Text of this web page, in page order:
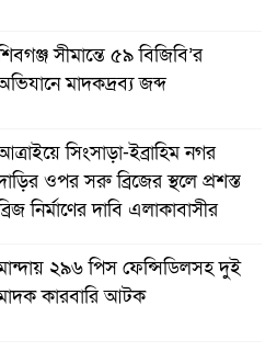
সীমান্তে ৫৯ বিজিবি’র
মাদকদ্রব্য জব্দ
সিংসাড়া-ইব্রাহিম নগর
ওপর সরু ব্রিজের স্থলে প্রশস্ত
নির্মাণের দাবি এলাকাবাসীর
২৯৬ পিস ফেন্সিডিলসহ দুই
কারবারি আটক